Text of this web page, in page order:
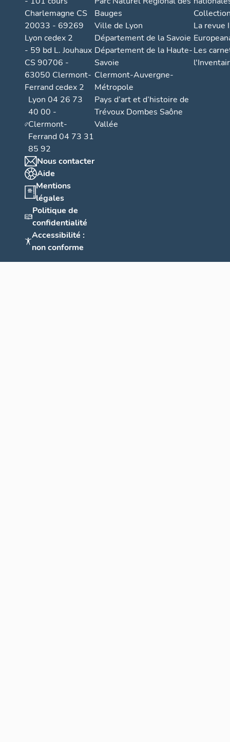
Charlemagne CS
20033 - 69269
Lyon cedex 2
- 59 bd L. Jouhaux
CS 90706 -
63050 Clermont-
Ferrand cedex 2
Lyon 04 26 73
40 00 -
Clermont-
Ferrand 04 73 31
85 92
Nous contacter
Aide
Mentions
légales
Politique de
confidentialité
Accessibilité :
non conforme
Bauges
Ville de Lyon
Département de la Savoie
Département de la Haute-
Savoie
Clermont-Auvergne-
Métropole
Pays d’art et d’histoire de
Trévoux Dombes Saône
Vallée
La revue
Les